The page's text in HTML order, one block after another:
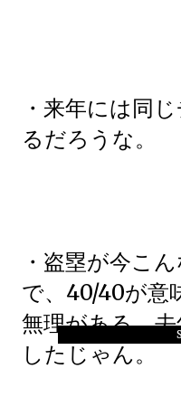
・来年には同
るだろうな。
・盗塁が今こ
で、40/40が意
無理がある。
したじゃん。